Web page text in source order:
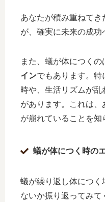
あなたが積み重ねて
が、確実に未来の成功
また、蟻が体につくの
インでもあります。特
時や、生活リズムが乱
があります。これは
が崩れていることを知
蟻が体につく時の
蟻が繰り返し体につく
ないか振り返ってみて